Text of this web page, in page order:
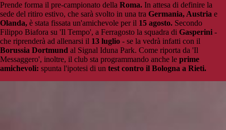
Prende forma il pre-campionato della Roma. In attesa di definire la
sede del ritiro estivo, che sarà svolto in una tra Germania, Austria e
Olanda, è stata fissata un'amichevole per il 15 agosto. Secondo
Filippo Biafora su 'Il Tempo', a Ferragosto la squadra di Gasperini -
che riprenderà ad allenarsi il 13 luglio - se la vedrà infatti con il
Borussia Dortmund al Signal Iduna Park. Come riporta da 'Il
Messaggero', inoltre, il club sta programmando anche le prime
amichevoli: spunta l'ipotesi di un test contro il Bologna a Rieti.